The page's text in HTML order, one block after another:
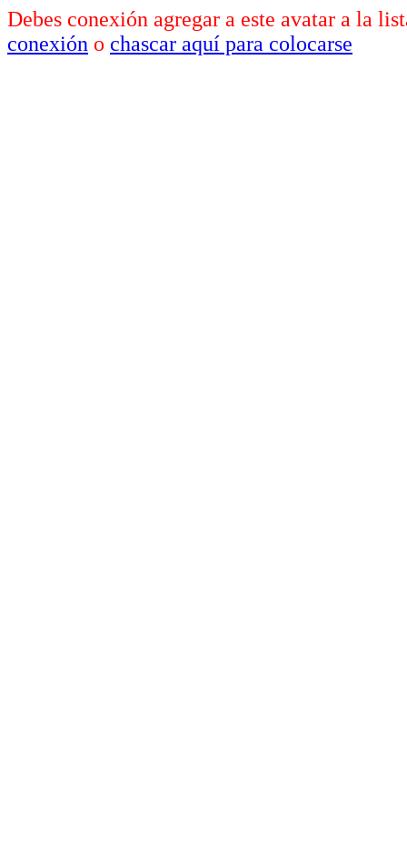
Debes conexión agregar a este avatar a la
conexión o chascar aquí para colocarse